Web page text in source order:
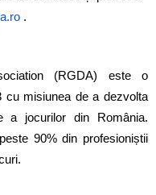
.
(RGDA) este o
cu misiunea de a dezvolta
a jocurilor din România.
90% din profesioniștii